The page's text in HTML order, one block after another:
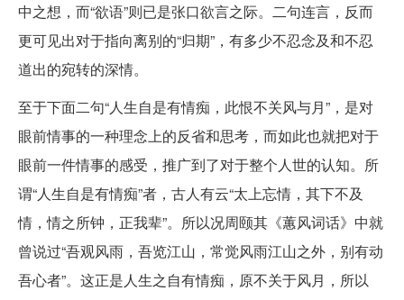
中之想，而“欲语”则已是张口欲言之际。二句连言，反而
更可见出对于指向离别的“归期”，有多少不忍念及和不忍
道出的宛转的深情。
至于下面二句“人生自是有情痴，此恨不关风与月”，是对
眼前情事的一种理念上的反省和思考，而如此也就把对于
眼前一件情事的感受，推广到了对于整个人世的认知。所
谓“人生自是有情痴”者，古人有云“太上忘情，其下不及
情，情之所钟，正我辈”。所以况周颐其《蕙风词话》中就
曾说过“吾观风雨，吾览江山，常觉风雨江山之外，别有动
吾心者”。这正是人生之自有情痴，原不关于风月，所以